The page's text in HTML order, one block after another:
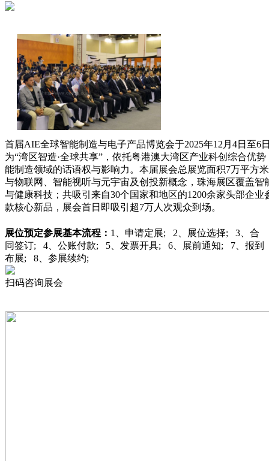
首届AIE全球智能制造与电子产品博览会于2025年12月4日至6
为“湾区智造·全球共享”，依托粤港澳大湾区产业科创综合优
能制造领域的话语权与影响力。本届展会总展览面积7万平方
与物联网、智能视听与元宇宙及创投新概念，珠海展区覆盖
与健康科技；共吸引来自30个国家和地区的1200余家头部企
款核心新品，展会首日即吸引超7万人次观众到场。
展位预定参展基本流程： 1、申请定展; 2、展位选择; 3、合
同签订; 4、公账付款; 5、发票开具; 6、展前通知; 7、报到
布展; 8、参展续约;
扫码咨询展会